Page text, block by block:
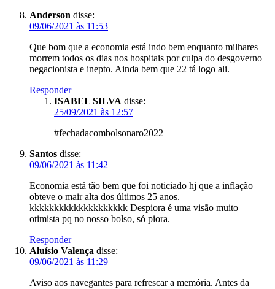
Anderson disse:
09/06/2021 às 11:53
Que bom que a economia está indo bem enquanto milhares
morrem todos os dias nos hospitais por culpa do desgoverno
negacionista e inepto. Ainda bem que 22 tá logo ali.
Responder
ISABEL SILVA disse:
25/09/2021 às 12:57
#fechadacombolsonaro2022
Santos disse:
09/06/2021 às 11:42
Economia está tão bem que foi noticiado hj que a inflação
obteve o mair alta dos últimos 25 anos.
kkkkkkkkkkkkkkkkkkkk Despiora é uma visão muito
otimista pq no nosso bolso, só piora.
Responder
Aluísio Valença disse:
09/06/2021 às 11:29
Aviso aos navegantes para refrescar a memória. Antes da